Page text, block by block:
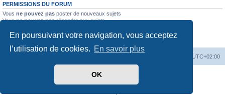
En poursuivant votre navigation, vous acceptez
l’utilisation de cookies. En savoir plus
OK
PERMISSIONS DU FORUM
Vous ne pouvez pas poster de nouveaux sujets
Vousne pouvez pasrépondre aux sujets
Vousne pouvez passupprimer vos messages
ne pouvez pas joindre des fichiers
UTC+02:00
phpBB ® Forum Software © phpBB Limited
phpBB-fr.com